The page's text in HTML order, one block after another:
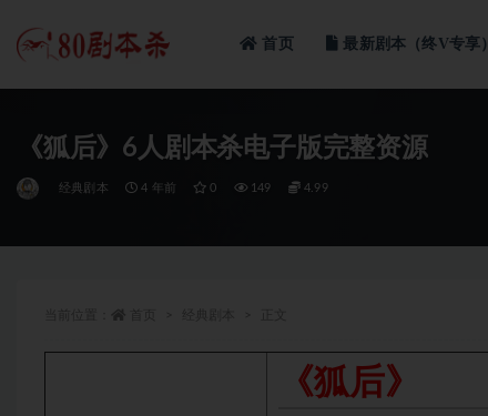
首页 最新剧本（终V专享）
《狐后》6人剧本杀电子版完整资源
经典剧本 4 年前 0 149 4.99
《狐后》